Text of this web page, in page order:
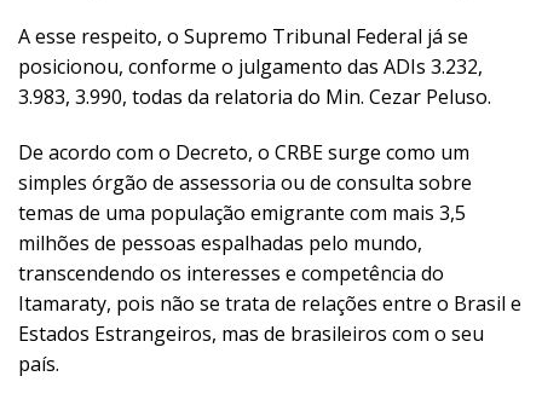
A esse respeito, o Supremo Tribunal Federal já se
posicionou, conforme o julgamento das ADIs 3.232,
3.983, 3.990, todas da relatoria do Min. Cezar Peluso.
De acordo com o Decreto, o CRBE surge como um
simples órgão de assessoria ou de consulta sobre
temas de uma população emigrante com mais 3,5
milhões de pessoas espalhadas pelo mundo,
transcendendo os interesses e competência do
Itamaraty, pois não se trata de relações entre o Brasil e
Estados Estrangeiros, mas de brasileiros com o seu
país.